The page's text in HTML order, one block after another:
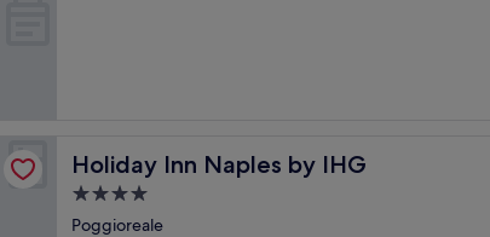
Holiday Inn Naples by IHG
Holiday Inn Naples by IHG
4.0-
sterrenaccommodatie
Poggioreale